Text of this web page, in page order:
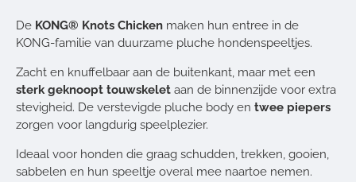
De KONG® Knots Chicken maken hun entree in de
KONG-familie van duurzame pluche hondenspeeltjes.
Zacht en knuffelbaar aan de buitenkant, maar met een
sterk geknoopt touwskelet aan de binnenzijde voor extra
stevigheid. De verstevigde pluche body en twee piepers
zorgen voor langdurig speelplezier.
Ideaal voor honden die graag schudden, trekken, gooien,
sabbelen en hun speeltje overal mee naartoe nemen.